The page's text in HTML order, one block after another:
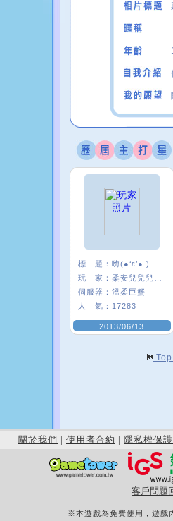
標 題： 嗨(●‘ε’● )
玩 家：
伺服器： 溫柔巨蟹
人 氣： 17283
2013/06/13
關於我們 | 使用者合約 | 隱私權保護
客戶問題
※本遊戲為免費使用，遊戲